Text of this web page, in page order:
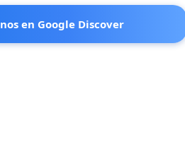
en Google Discover